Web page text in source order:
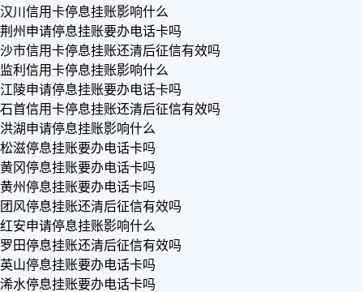
汉川信用卡停息挂账影响什么
荆州申请停息挂账要办电话卡吗
沙市信用卡停息挂账还清后征信有效吗
监利信用卡停息挂账影响什么
江陵申请停息挂账要办电话卡吗
石首信用卡停息挂账还清后征信有效吗
洪湖申请停息挂账影响什么
松滋停息挂账要办电话卡吗
黄冈停息挂账要办电话卡吗
黄州停息挂账要办电话卡吗
团风停息挂账还清后征信有效吗
红安申请停息挂账影响什么
罗田停息挂账还清后征信有效吗
英山停息挂账要办电话卡吗
浠水停息挂账要办电话卡吗